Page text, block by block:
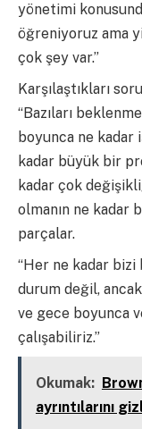
yönetimi
öğreniyoruz ama
çok şey var.”
Karşılaştıkları
“Bazıları
boyunca ne kadar
kadar büyük bir
kadar çok
olmanın ne kadar
parçalar.
“Her ne kadar bizi
durum değil, ancak
ve gece boyunca
çalışabiliriz.”
Okumak:
ayrıntılarını